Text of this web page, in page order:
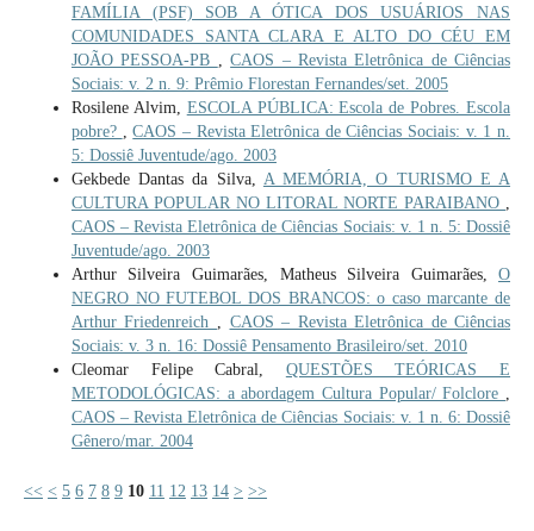
FAMÍLIA (PSF) SOB A ÓTICA DOS USUÁRIOS NAS
COMUNIDADES SANTA CLARA E ALTO DO CÉU EM
JOÃO PESSOA-PB ,CAOS – Revista Eletrônica de Ciências
Sociais: v. 2 n. 9: Prêmio Florestan Fernandes/set. 2005
Rosilene Alvim, ESCOLA PÚBLICA: Escola de Pobres. Escola
pobre? ,CAOS – Revista Eletrônica de Ciências Sociais: v. 1 n.
5: Dossiê Juventude/ago. 2003
Gekbede Dantas da Silva, A MEMÓRIA, O TURISMO E A
CULTURA POPULAR NO LITORAL NORTE PARAIBANO ,
CAOS – Revista Eletrônica de Ciências Sociais: v. 1 n. 5: Dossiê
Juventude/ago. 2003
Arthur Silveira Guimarães, Matheus Silveira Guimarães,O
NEGRO NO FUTEBOL DOS BRANCOS: o caso marcante de
Arthur Friedenreich , CAOS – Revista Eletrônica de Ciências
Sociais: v. 3 n. 16: Dossiê Pensamento Brasileiro/set. 2010
Cleomar Felipe Cabral, QUESTÕES TEÓRICAS E
METODOLÓGICAS: a abordagem Cultura Popular/ Folclore ,
CAOS – Revista Eletrônica de Ciências Sociais: v. 1 n. 6: Dossiê
Gênero/mar. 2004
<< < 5 6 7 8 9 10 11 12 13 14 > >>